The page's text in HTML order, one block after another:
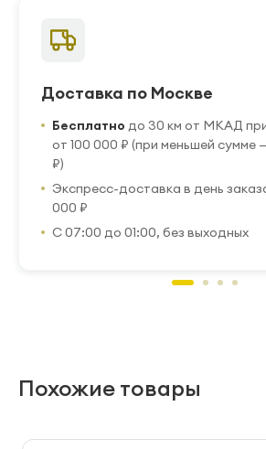
Доставка по Москве
Бесплатно до 30 км от МКАД
от 100 000 ₽ (при меньшей сумме
₽)
Экспресс-доставка в день
000 ₽
С 07:00 до 01:00, без выходных
Похожие товары